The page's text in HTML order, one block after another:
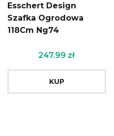
Esschert Design
Szafka Ogrodowa
118Cm Ng74
247.99 zł
KUP